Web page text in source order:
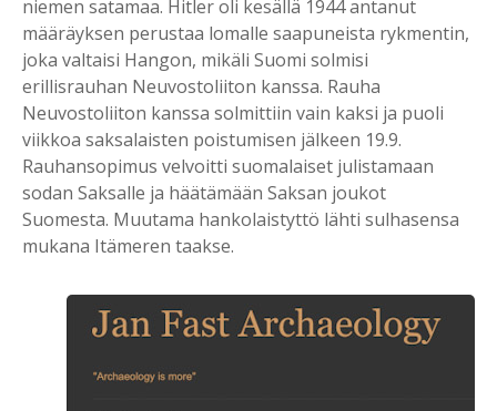
niemen satamaa. Hitler oli kesällä 1944 antanut
määräyksen perustaa lomalle saapuneista rykmentin,
joka valtaisi Hangon, mikäli Suomi solmisi
erillisrauhan Neuvostoliiton kanssa. Rauha
Neuvostoliiton kanssa solmittiin vain kaksi ja puoli
viikkoa saksalaisten poistumisen jälkeen 19.9.
Rauhansopimus velvoitti suomalaiset julistamaan
sodan Saksalle ja häätämään Saksan joukot
Suomesta. Muutama hankolaistyttö lähti sulhasensa
mukana Itämeren taakse.